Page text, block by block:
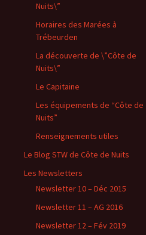
Nuits\”
Horaires des Marées à
Trébeurden
La découverte de \”Côte de
Nuits\”
Le Capitaine
Les équipements de “Côte de
Nuits”
Renseignements utiles
Le Blog STW de Côte de Nuits
Les Newsletters
Newsletter 10 – Déc 2015
Newsletter 11 – AG 2016
Newsletter 12 – Fév 2019